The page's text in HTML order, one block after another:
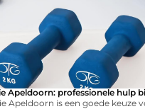
Apeldoorn: professionele hulp
Apeldoorn is een goede keuze